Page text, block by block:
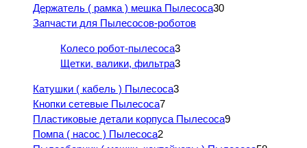
Держатель ( рамка ) мешка Пылесоса30
Запчасти для Пылесосов-роботов
Колесо робот-пылесоса3
Щетки, валики, фильтра3
Катушки ( кабель ) Пылесоса3
Кнопки сетевые Пылесоса7
Пластиковые детали корпуса Пылесоса9
Помпа ( насос ) Пылесоса2